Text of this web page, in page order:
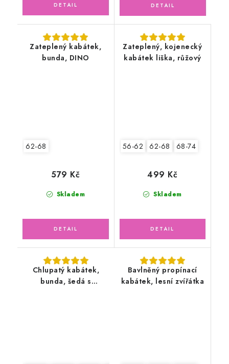
Zateplený kabátek,
bunda, DINO
62-68
Skladem
579 Kč
Zateplený, kojenecký
kabátek liška, růžový
56-62 62-68 68-74
Skladem
499 Kč
Chlupatý kabátek,
bunda, šedá s
Bavlněný propínací
kabátek, lesní zvířátka